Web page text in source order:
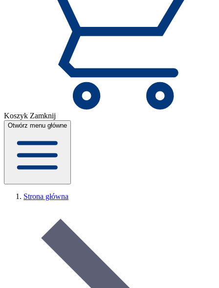
Koszyk Zamknij
Otwórz menu główne
Strona główna